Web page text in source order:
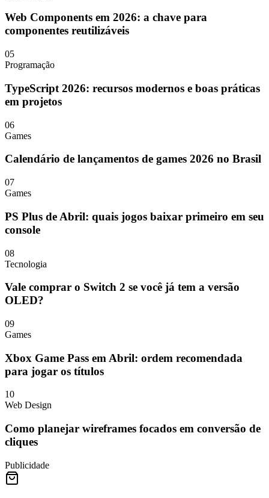
Web Components em 2026: a chave para
componentes reutilizáveis
05
Programação
TypeScript 2026: recursos modernos e boas práticas
em projetos
06
Games
Calendário de lançamentos de games 2026 no Brasil
07
Games
PS Plus de Abril: quais jogos baixar primeiro em seu
console
08
Tecnologia
Vale comprar o Switch 2 se você já tem a versão
OLED?
09
Games
Xbox Game Pass em Abril: ordem recomendada
para jogar os títulos
10
Web Design
Como planejar wireframes focados em conversão de
cliques
Publicidade